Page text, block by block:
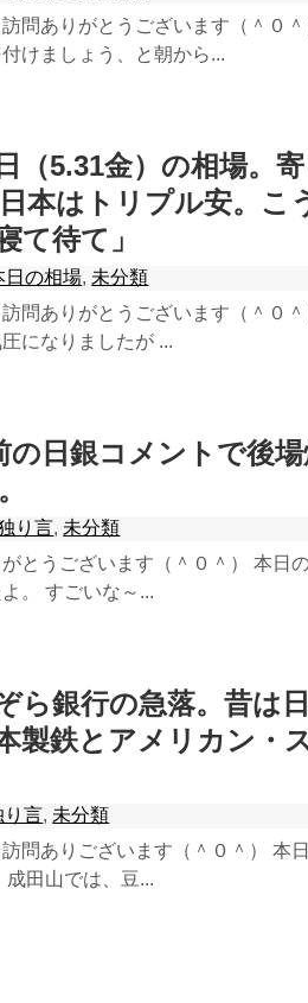
問ありがとうございます（＾０
けましょう、と朝から...
5.31金）の相場。寄
本はトリプル安。こ
て待て」
日の相場, 未分類
問ありがとうございます（＾０
になりましたが ...
日銀コメントで後場
り言, 未分類
とうございます（＾０＾） 本日
。 すごいな～...
銀行の急落。昔は
製鉄とアメリカン・
り言, 未分類
問ありございます（＾０＾） 本
田山では、豆...